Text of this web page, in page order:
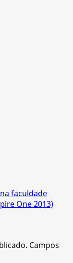
faculdade
One 2013)
Campos